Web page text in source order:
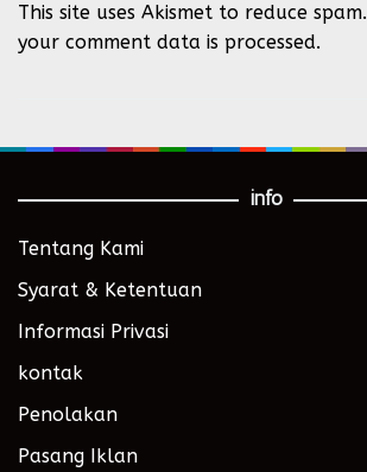
This site uses Akismet to reduce spam.
your comment data is processed.
info
Tentang Kami
Syarat & Ketentuan
Informasi Privasi
kontak
Penolakan
Pasang Iklan